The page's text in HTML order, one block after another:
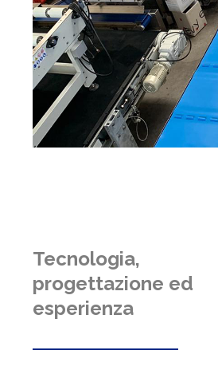
Tecnologia,
progettazione ed
esperienza